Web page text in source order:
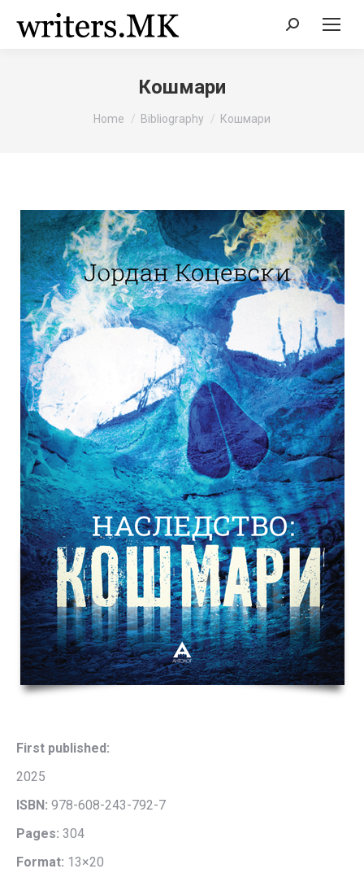
Search:
Кошмари
You are here:
Home Bibliography Кошмари
First published:
2025
ISBN: 978-608-243-792-7
Pages: 304
Format: 13×20